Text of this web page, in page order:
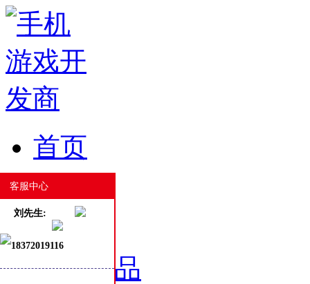
首页
HOME
游戏产品
客服中心
刘先生:
18372019116